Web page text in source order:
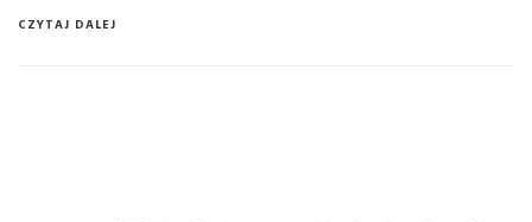
CZYTAJ DALEJ